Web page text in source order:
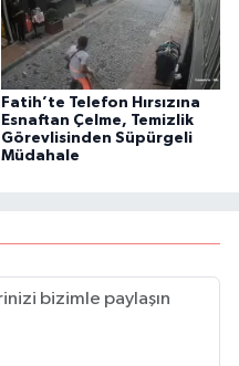
Fatih’te Telefon Hırsızına
Esnaftan Çelme, Temizlik
Görevlisinden Süpürgeli
Müdahale